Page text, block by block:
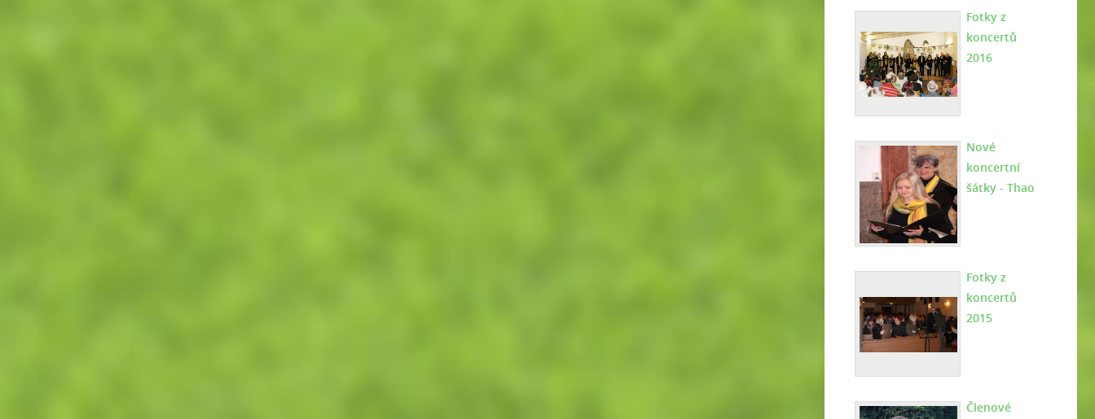
Fotky z
koncertů
2016
Nové
koncertní
šátky - Thao
Fotky z
koncertů
2015
Členové